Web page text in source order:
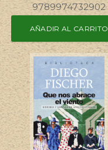
9789974732902
AÑADIR AL CARRITO